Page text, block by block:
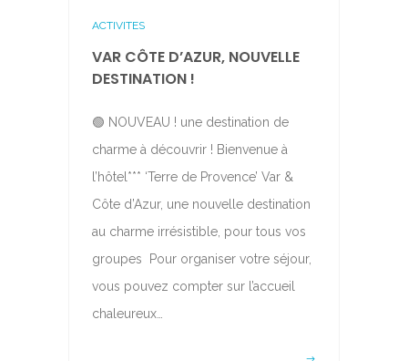
ACTIVITES
VAR CÔTE D’AZUR, NOUVELLE
DESTINATION !
🟢 NOUVEAU ! une destination de
charme à découvrir ! Bienvenue à
l’hôtel*** ‘Terre de Provence’ Var &
Côte d’Azur, une nouvelle destination
au charme irrésistible, pour tous vos
groupes Pour organiser votre séjour,
vous pouvez compter sur l’accueil
chaleureux…